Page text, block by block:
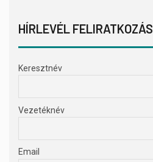
HÍRLEVÉL FELIRATKOZÁS
Keresztnév
Vezetéknév
Email